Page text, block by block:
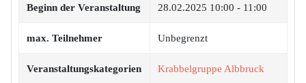
Beginn der Veranstaltung 28.02.2025 10:00 - 11:00
max. Teilnehmer Unbegrenzt
Veranstaltungskategorien Krabbelgruppe Albbruck